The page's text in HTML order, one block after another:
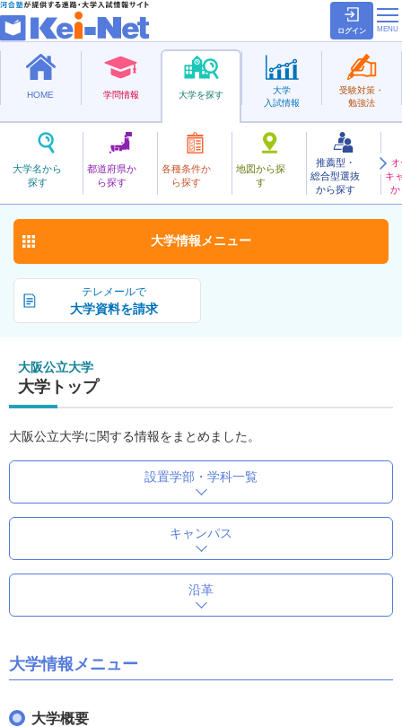
ログイン
HOME 学問情報 大学を探す
大学名から
探す
都道府県か
ら探す
各種条件か
ら探す
地図から探
す
推薦型・
総合型選抜
から探す
キ
か
大学
入試情報
受験対策・
勉強法
公立
おおさかこうりつ
大阪公立大学 お気に入り
テレメールで
大学資料を請求
大学情報 メニュー
大阪公立大学
大学トップ
大阪公立大学に関する情報をまとめました。
設置学部・学科一覧
キャンパス
沿革
大学情報メニュー
大学概要